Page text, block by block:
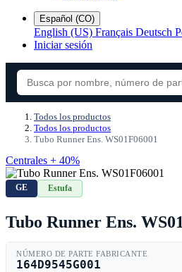
Español (CO)
English (US) Français Deutsch
Iniciar sesión
Todos los productos
Todos los productos
Tubo Runner Ens. WS01F06001
Centrales + 40%
GE Estufa
Tubo Runner Ens.
NÚMERO DE PARTE FABRICANTE
164D9545G001